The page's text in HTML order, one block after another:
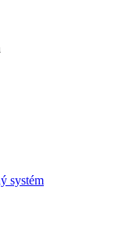
systém